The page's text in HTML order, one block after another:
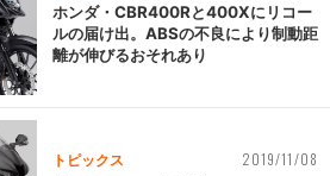
ホンダ・CBR400Rと400Xにリコー
ルの届け出。ABSの不良により制動距
離が伸びるおそれあり
トピックス 2019/11/08